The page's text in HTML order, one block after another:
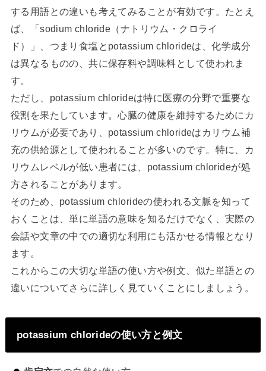
する用語との違いも考えてみることが有効です。たとえ
ば、「sodium chloride（ナトリウム・クロライ
ド）」、つまり食塩とpotassium chlorideは、化学成分
は異なるものの、共に保存料や調味料として使われま
す。
ただし、potassium chlorideは特に医療の分野で重要な
役割を果たしています。心臓の健康を維持するためにカ
リウムが必要であり、potassium chlorideはカリウム補
充の供給源として使われることが多いのです。特に、カ
リウムレベルが低い患者には、potassium chlorideが処
方されることがあります。
そのため、potassium chlorideの使われる文脈を知って
おくことは、単に単語の意味を知るだけでなく、実際の
会話や文章の中での適切な利用にも活かせる情報となり
ます。
これからこの大切な単語の使い方や例文、似た単語との
違いについてさらに詳しく見ていくことにしましょう。
potassium chlorideの使い方と例文